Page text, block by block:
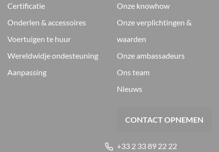
certificatie
onderlen & accessoires
voertuigen te huur
wereldwidje ondesteuning
aanpassing
onze knowhow
onze verplichtingen &
waarden
onze ambassadeurs
ons team
nieuws
CONTACT OPNEMEN
+33 2 33 89 22 22